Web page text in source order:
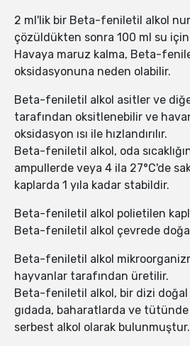
2 ml'lik bir Beta-feniletil alkol
çözüldükten sonra 100 ml su
Havaya maruz kalma, Beta-
oksidasyonuna neden olabilir.
Beta-feniletil alkol asitler ve
tarafından oksitlenebilir ve
oksidasyon ısı ile hızlandırılır.
Beta-feniletil alkol, oda
ampullerde veya 4 ila 27°C'de
kaplarda 1 yıla kadar stabildir.
Beta-feniletil alkol polietilen
Beta-feniletil alkol çevrede
Beta-feniletil alkol
hayvanlar tarafından üretilir.
Beta-feniletil alkol, bir dizi doğal
gıdada, baharatlarda ve
serbest alkol olarak bulunmuştur.